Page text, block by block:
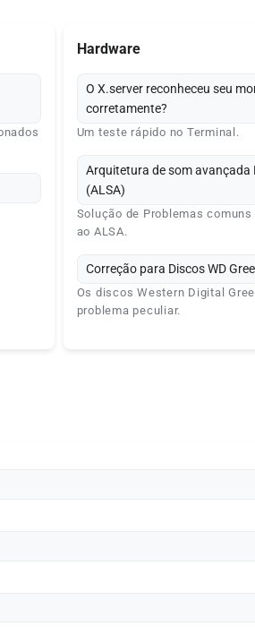
Hardware
O X.server reconheceu seu
corretamente?
Um teste rápido no Terminal.
Arquitetura de som avançada
(ALSA)
Solução de Problemas
ao ALSA.
Correção para Discos WD
Os discos Western Digital
problema peculiar.